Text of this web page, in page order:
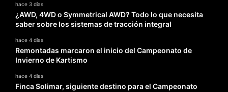
hace 3 días
¿AWD, 4WD o Symmetrical AWD? Todo lo que necesita
saber sobre los sistemas de tracción integral
hace 4 días
Remontadas marcaron el inicio del Campeonato de
Invierno de Kartismo
hace 4 días
Finca Solimar, siguiente destino para el Campeonato